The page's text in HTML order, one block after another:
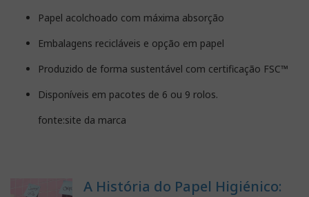
Papel acolchoado com máxima absorção
Embalagens recicláveis e opção em papel
Produzido de forma sustentável com certificação FSC™
Disponíveis em pacotes de 6 ou 9 rolos.
fonte:site da marca
A História do Papel Higiénico: